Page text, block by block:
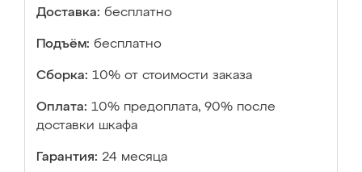
Доставка: бесплатно
Подъём: бесплатно
Сборка: 10% от стоимости заказа
Оплата: 10% предоплата, 90% после
доставки шкафа
Гарантия: 24 месяца